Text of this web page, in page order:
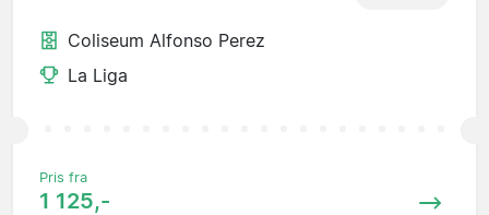
Coliseum Alfonso Perez
La Liga
Pris fra
1 125,-